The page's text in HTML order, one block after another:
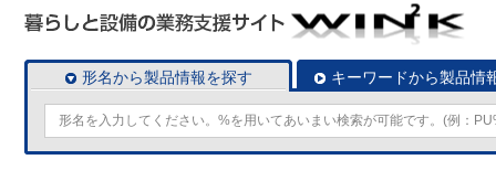
形名から製品情報を探す キーワードから製品情